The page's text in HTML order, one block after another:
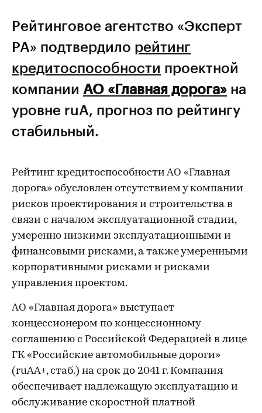
Рейтинговое агентство «Эксперт
РА» подтвердило рейтинг
кредитоспособности проектной
компании АО «Главная дорога» на
уровне ruA, прогноз по рейтингу
стабильный.
Рейтинг кредитоспособности АО «Главная
дорога» обусловлен отсутствием у компании
рисков проектирования и строительства в
связи с началом эксплуатационной стадии,
умеренно низкими эксплуатационными и
финансовыми рисками, а также умеренными
корпоративными рисками и рисками
управления проектом.
АО «Главная дорога» выступает
концессионером по концессионному
соглашению с Российской Федерацией в лице
ГК «Российские автомобильные дороги»
(ruAA+, стаб.) на срок до 2041 г. Компания
обеспечивает надлежащую эксплуатацию и
обслуживание скоростной платной